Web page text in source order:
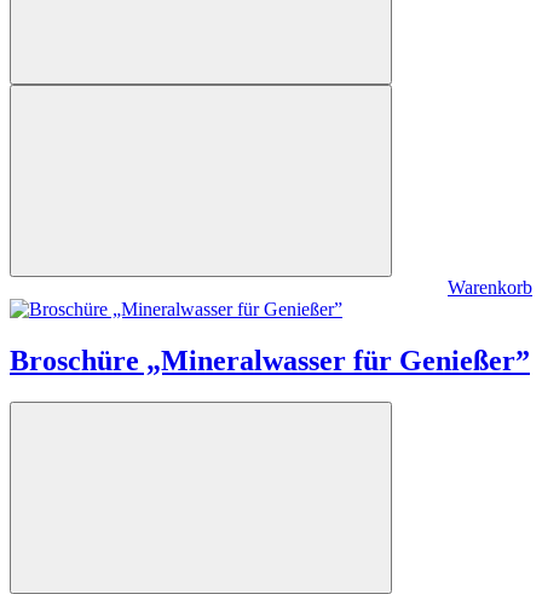
Warenkorb
Broschüre „Mineralwasser für Genießer”